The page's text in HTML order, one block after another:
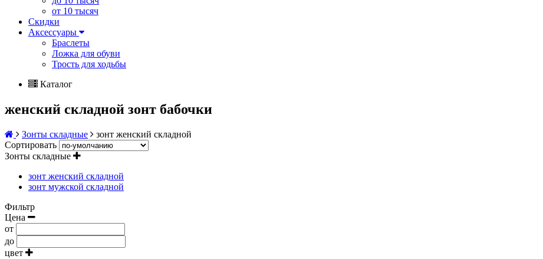
от 10 тысяч
Скидки
Аксессуары
Браслеты
Ложка для обуви
Трость для ходьбы
Каталог
женский складной зонт бабочки
Зонты складные
зонт женский складной
Сортировать
Зонты складные
зонт женский складной
зонт мужской складной
Фильтр
Цена
от
до
цвет